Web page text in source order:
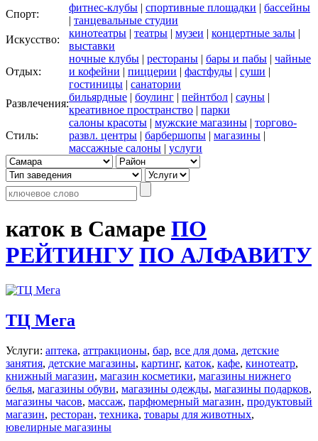
Спорт:
фитнес-клубы | спортивные площадки | бассейны
| танцевальные студии
Искусство:
кинотеатры | театры | музеи | концертные залы |
выставки
Отдых:
ночные клубы | рестораны | бары и пабы | чайные
и кофейни | пиццерии | фастфуды | суши |
гостиницы | санатории
Развлечения:
бильярдные | боулинг | пейнтбол | сауны |
креативное пространство | парки
Стиль:
салоны красоты | мужские магазины | торгово-
развл. центры | барбершопы | магазины |
массажные салоны | услуги
каток в Самаре ПО
РЕЙТИНГУ ПО АЛФАВИТУ
ТЦ Мега
Услуги: аптека, аттракционы, бар, все для дома, детские
занятия, детские магазины, картинг, каток, кафе, кинотеатр,
книжный магазин, магазин косметики, магазины нижнего
белья, магазины обуви, магазины одежды, магазины подарков,
магазины часов, массаж, парфюмерный магазин, продуктовый
магазин, ресторан, техника, товары для животных,
ювелирные магазины